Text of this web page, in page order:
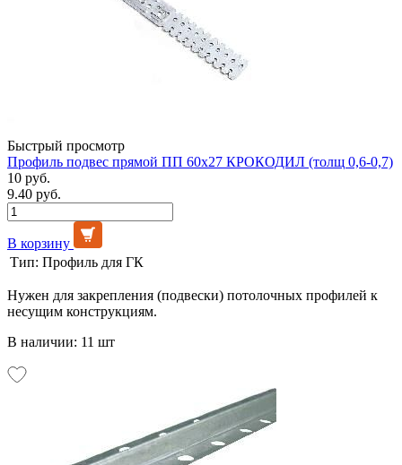
Быстрый просмотр
Профиль подвес прямой ПП 60х27 КРОКОДИЛ (толщ 0,6-0,7)
10 руб.
9.40 руб.
В корзину
Тип: Профиль для ГК
Нужен для закрепления (подвески) потолочных профилей к
несущим конструкциям.
В наличии: 11 шт